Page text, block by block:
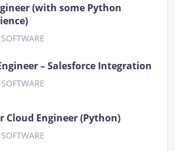
(with some Python
– Salesforce Integration
Cloud Engineer (Python)